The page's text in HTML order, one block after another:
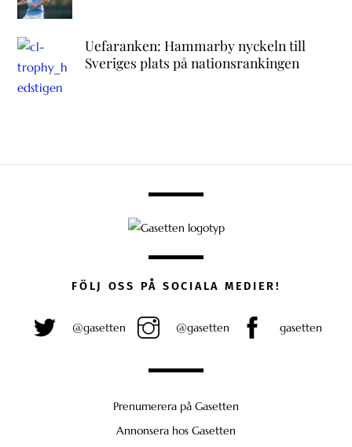
Uefaranken: Hammarby nyckeln till
Sveriges plats på nationsrankingen
FÖLJ OSS PÅ SOCIALA MEDIER!
@gasetten @gasetten gasetten
Prenumerera på Gasetten
Annonsera hos Gasetten